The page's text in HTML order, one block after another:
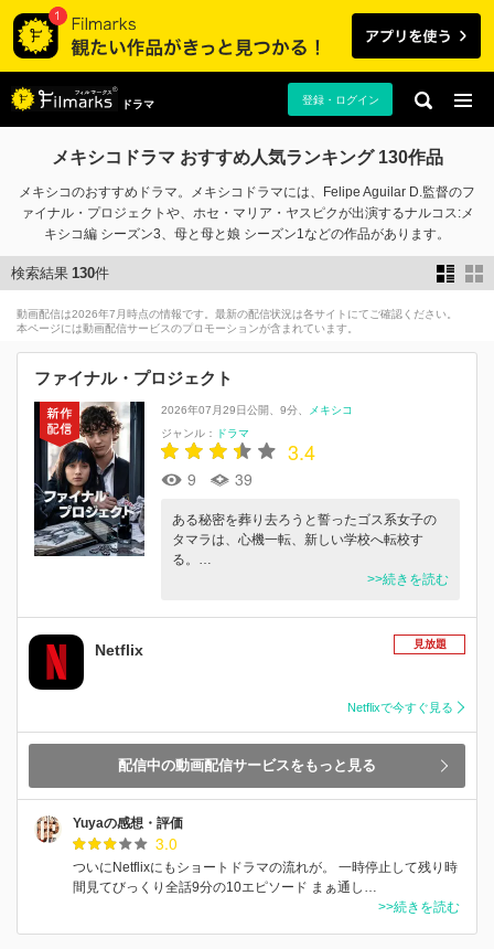
ドラマ 登録・ログイン
メキシコドラマ おすすめ人気ランキング 130作品
メキシコのおすすめドラマ。メキシコドラマには、Felipe Aguilar D.監督のフ
ァイナル・プロジェクトや、ホセ・マリア・ヤスピクが出演するナルコス:メ
キシコ編 シーズン3、母と母と娘 シーズン1などの作品があります。
検索結果 130件
動画配信は2026年7月時点の情報です。最新の配信状況は各サイトにてご確認ください。
本ページには動画配信サービスのプロモーションが含まれています。
ファイナル・プロジェクト
2026年07月29日公開 9分
メキシコ
ジャンル：
ドラマ
3.4
9 39
ある秘密を葬り去ろうと誓ったゴス系女子の
タマラは、心機一転、新しい学校へ転校す
る。…
>>続きを読む
Netflix 見放題
Netflixで今すぐ見る
配信中の動画配信サービスをもっと見る
Yuyaの感想・評価
3.0
ついにNetflixにもショートドラマの流れが。 一時停止して残り時
間見てびっくり全話9分の10エピソード まぁ通し…
>>続きを読む